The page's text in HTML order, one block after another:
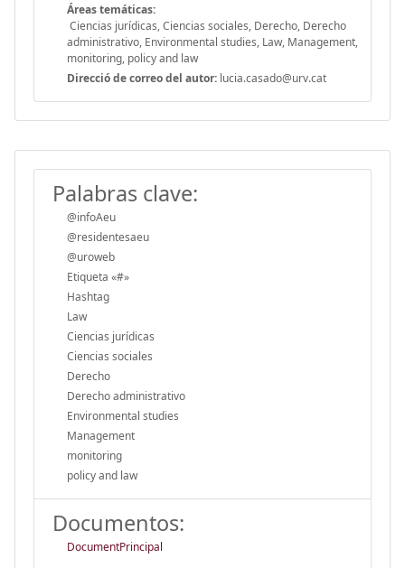
Áreas temáticas:
Ciencias jurídicas, Ciencias sociales, Derecho, Derecho
administrativo, Environmental studies, Law, Management,
monitoring, policy and law
Direcció de correo del autor: lucia.casado@urv.cat
Palabras clave:
@infoAeu
@residentesaeu
@uroweb
Etiqueta «#»
Hashtag
Law
Ciencias jurídicas
Ciencias sociales
Derecho
Derecho administrativo
Environmental studies
Management
monitoring
policy and law
Documentos:
DocumentPrincipal